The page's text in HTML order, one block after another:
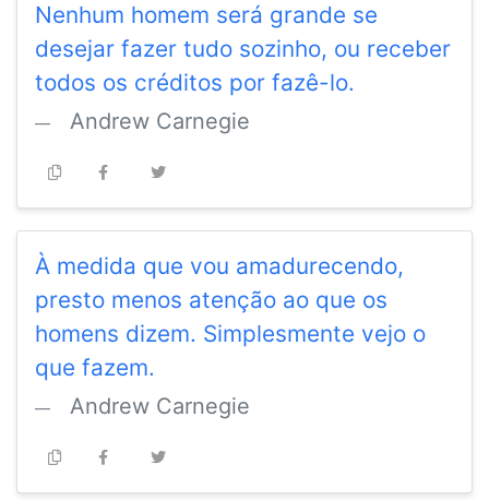
Nenhum homem será grande se
desejar fazer tudo sozinho, ou receber
todos os créditos por fazê-lo.
Andrew Carnegie
À medida que vou amadurecendo,
presto menos atenção ao que os
homens dizem. Simplesmente vejo o
que fazem.
Andrew Carnegie